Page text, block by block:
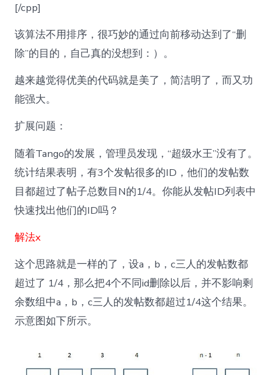
[/cpp]
该算法不用排序，很巧妙的通过向前移动达到了“删
除”的目的，自己真的没想到：）。
越来越觉得优美的代码就是美了，简洁明了，而又功
能强大。
扩展问题：
随着Tango的发展，管理员发现，“超级水王”没有了。
统计结果表明，有3个发帖很多的ID，他们的发帖数
目都超过了帖子总数目N的1/4。你能从发帖ID列表中
快速找出他们的ID吗？
解法x
这个思路就是一样的了，设a，b，c三人的发帖数都
超过了 1/4，那么把4个不同id删除以后，并不影响剩
余数组中a，b，c三人的发帖数都超过1/4这个结果。
示意图如下所示。